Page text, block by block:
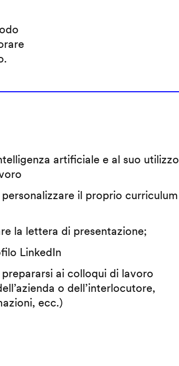
artificiale e al suo utilizzo
personalizzare il proprio curriculum
la lettera di presentazione;
LinkedIn
prepararsi ai colloqui di lavoro
o dell’interlocutore,
ecc.)